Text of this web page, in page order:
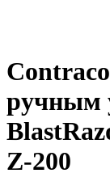
ручным
Z-200